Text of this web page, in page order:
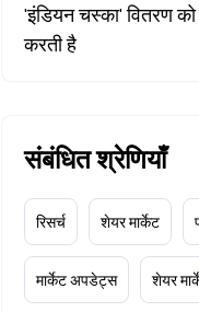
'इंडियन चस्का' वितरण
करती है
संबंधित श्रेणियाँ
रिसर्च शेयर मार्केट
मार्केट अपडेट्स शेयर